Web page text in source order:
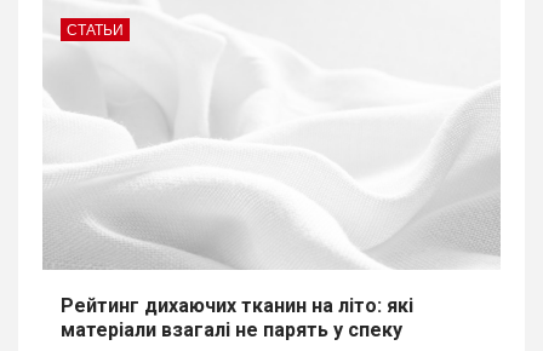
СТАТЬИ
Рейтинг дихаючих тканин на літо: які
матеріали взагалі не парять у спеку